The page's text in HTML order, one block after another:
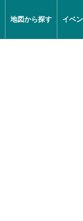
地図から探す イベ